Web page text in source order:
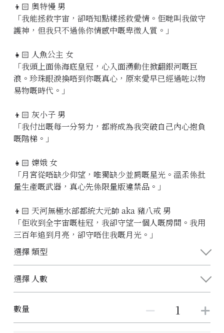
👦🏻 奧特慢 男
「我能拯救宇宙，卻唔知點樣拯救愛情。佢哋叫我做守
護神，但我只不過係你情感中嘅卑微人質。」
👧🏻 人魚公主 女
「我頭上面係海底皇冠，心入面湧動住掀翻銀河嘅巨
浪。珍珠眼淚換唔到你嘅真心，原來愛早已經過咗以物
易物嘅時代。」
👦🏻 灰小子 男
「我付出嘅每一分努力，都將成為我突破自己內心抱負
嘅階梯。」
👧🏻 嫦娥 女
「月宮從唔缺少仰望，唯獨缺少並肩嘅星光。溫柔係批
量生產嘅武器，真心先係限量版違禁品。」
👦🏻 天河無極水部都統大元帥 aka 豬八戒 男
「佢收到全宇宙嘅桂冠，我卻守望一個人嘅房間。我用
三百年追到月亮，卻守唔住我嘅月光。」
選擇 類型
選擇 人數
數量